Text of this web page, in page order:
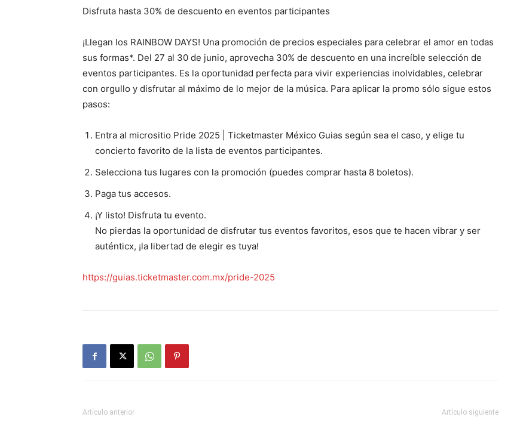
Disfruta hasta 30% de descuento en eventos participantes
¡Llegan los RAINBOW DAYS! Una promoción de precios especiales para celebrar el amor en todas
sus formas*. Del 27 al 30 de junio, aprovecha 30% de descuento en una increíble selección de
eventos participantes. Es la oportunidad perfecta para vivir experiencias inolvidables, celebrar
con orgullo y disfrutar al máximo de lo mejor de la música. Para aplicar la promo sólo sigue estos
pasos:
Entra al micrositio Pride 2025 | Ticketmaster México Guias según sea el caso, y elige tu
concierto favorito de la lista de eventos participantes.
Selecciona tus lugares con la promoción (puedes comprar hasta 8 boletos).
Paga tus accesos.
¡Y listo! Disfruta tu evento.
No pierdas la oportunidad de disfrutar tus eventos favoritos, esos que te hacen vibrar y ser
auténticx, ¡la libertad de elegir es tuya!
https://guias.ticketmaster.com.mx/pride-2025
Artículo anterior Artículo siguiente